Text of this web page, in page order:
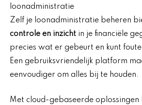
loonadministratie
Zelf je loonadministratie beheren
controle en inzicht in je financiële
precies wat er gebeurt en kunt
Een gebruiksvriendelijk platform
eenvoudiger om alles bij te houden.
Met cloud-gebaseerde oplossingen